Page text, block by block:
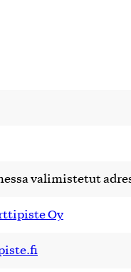
valimistetut
Oy